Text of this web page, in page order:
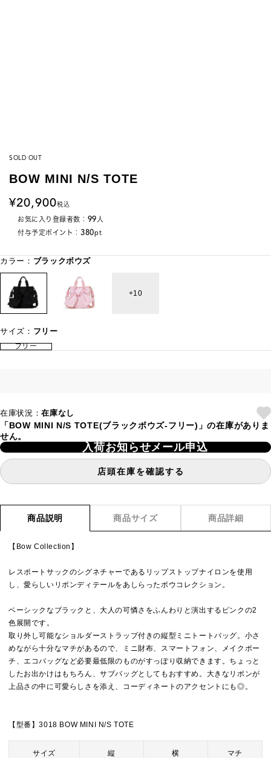
SOLD OUT
BOW MINI N/S TOTE
20,900税込
お気に入り登録者数： 99人
付与予定ポイント： 380pt
カラー： ブラックボウズ
10
サイズ： フリー
フリー
在庫状況：在庫なし
「BOW MINI N/S TOTE(ブラックボウズ-フリー)」の在庫がありま
せん。
入荷お知らせメール申込
店頭在庫を確認する
商品説明 商品サイズ 商品詳細
【Bow Collection】
レスポートサックのシグネチャーであるリップストップナイロンを使用
し、愛らしいリボンディテールをあしらったボウコレクション。
ベーシックなブラックと、大人の可憐さをふんわりと演出するピンクの2
色展開です。
取り外し可能なショルダーストラップ付きの縦型ミニトートバッグ。小さ
めながら十分なマチがあるので、ミニ財布、スマートフォン、メイクポー
チ、エコバッグなど必要最低限のものがすっぽり収納できます。ちょっと
したお出かけはもちろん、サブバッグとしてもおすすめ。大きなリボンが
上品さの中に可愛らしさを添え、コーディネートのアクセントにも◎。
【型番】3018 BOW MINI N/S TOTE
サイズ 縦 横 マチ